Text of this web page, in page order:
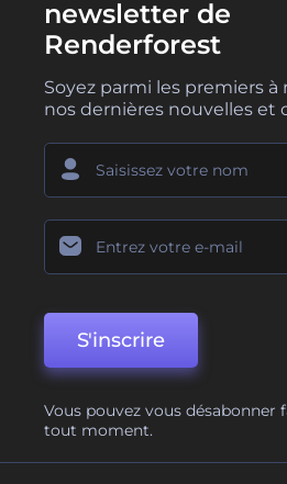
newsletter de
Renderforest
Soyez parmi les premiers à
nos dernières nouvelles et
S'inscrire
Vous pouvez vous désabonner
tout moment.